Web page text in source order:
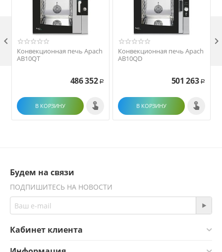
Конвекционная печь Apach
AB10QT
486 352 Р
В КОРЗИНУ
Конвекционная печь Apach
AB10QD
501 263 Р
В КОРЗИНУ
 
Будем на связи
ПОДПИШИТЕСЬ НА НОВОСТИ
Кабинет клиента